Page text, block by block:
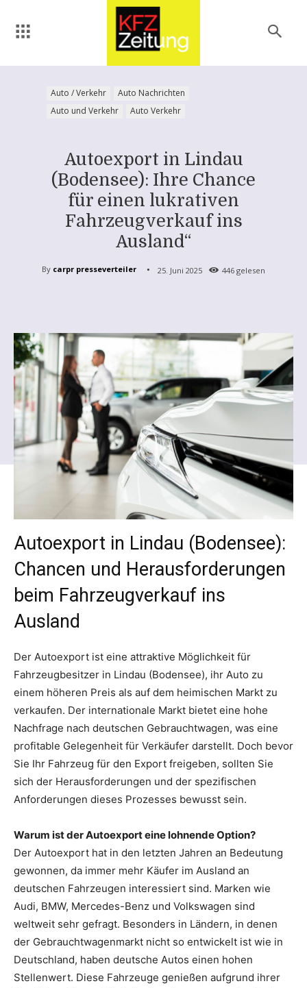
Auto / Verkehr
Auto Nachrichten
Auto und Verkehr
Auto Verkehr
Autoexport in Lindau
(Bodensee): Ihre Chance
für einen lukrativen
Fahrzeugverkauf ins
Ausland“
By carpr presseverteiler 25. Juni 2025 446 gelesen
Autoexport in Lindau (Bodensee):
Chancen und Herausforderungen
beim Fahrzeugverkauf ins
Ausland
Der Autoexport ist eine attraktive Möglichkeit für
Fahrzeugbesitzer in Lindau (Bodensee), ihr Auto zu
einem höheren Preis als auf dem heimischen Markt zu
verkaufen. Der internationale Markt bietet eine hohe
Nachfrage nach deutschen Gebrauchtwagen, was eine
profitable Gelegenheit für Verkäufer darstellt. Doch bevor
Sie Ihr Fahrzeug für den Export freigeben, sollten Sie
sich der Herausforderungen und der spezifischen
Anforderungen dieses Prozesses bewusst sein.
Warum ist der Autoexport eine lohnende Option?
Der Autoexport hat in den letzten Jahren an Bedeutung
gewonnen, da immer mehr Käufer im Ausland an
deutschen Fahrzeugen interessiert sind. Marken wie
Audi, BMW, Mercedes-Benz und Volkswagen sind
weltweit sehr gefragt. Besonders in Ländern, in denen
der Gebrauchtwagenmarkt nicht so entwickelt ist wie in
Deutschland, haben deutsche Autos einen hohen
Stellenwert. Diese Fahrzeuge genießen aufgrund ihrer